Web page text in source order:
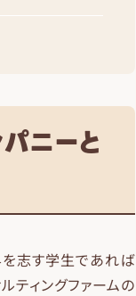
ニーと
を志す学生であれば
ティングファームの